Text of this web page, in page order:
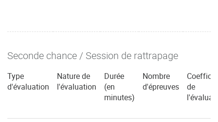
Seconde chance / Session de rattrapage
Type
d'évaluation
Nature de
l'évaluation
Durée
(en
minutes)
Nombre
d'épreuves
de